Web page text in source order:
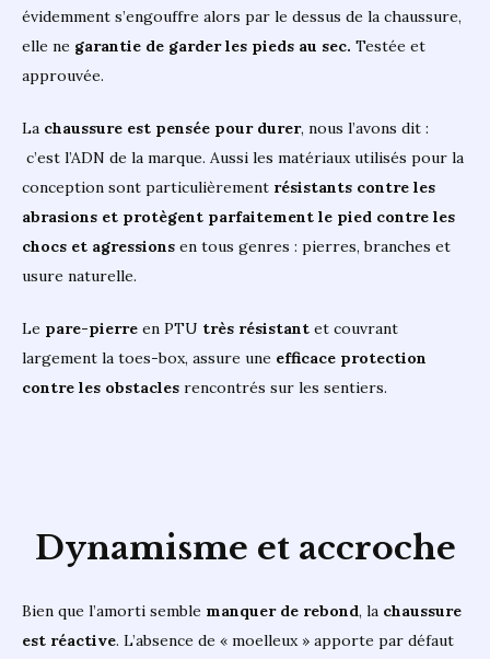
évidemment s’engouffre alors par le dessus de la chaussure,
elle ne garantie de garder les pieds au sec. Testée et
approuvée.
La chaussure est pensée pour durer, nous l’avons dit :
c’est l’ADN de la marque. Aussi les matériaux utilisés pour la
conception sont particulièrement résistants contre les
abrasions et protègent parfaitement le pied contre les
chocs et agressions en tous genres : pierres, branches et
usure naturelle.
Le pare-pierre en PTU très résistant et couvrant
largement la toes-box, assure une efficace protection
contre les obstacles rencontrés sur les sentiers.
Dynamisme et accroche
Bien que l’amorti semble manquer de rebond, la chaussure
est réactive. L’absence de « moelleux » apporte par défaut